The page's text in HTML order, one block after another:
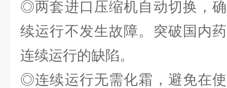
◎两套进口压缩机自动切换，
续运行不发生故障。突破国内
连续运行的缺陷。
◎连续运行无需化霜，避免在